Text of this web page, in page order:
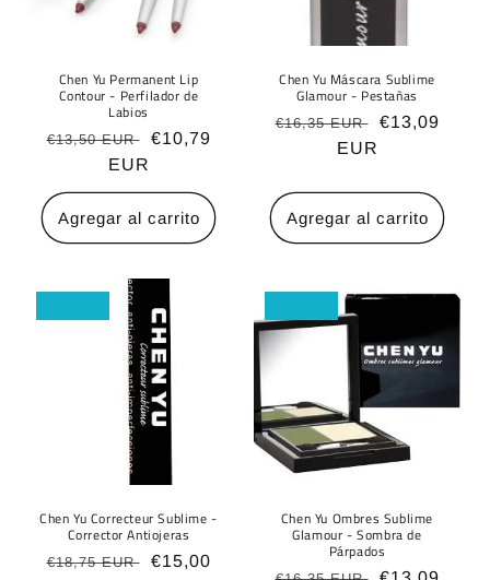
Chen Yu Permanent Lip
Contour - Perfilador de
Labios
Precio
habitual
€13,50 EUR
Precio
oferta
€10,79
EUR
Agregar al carrito
Chen Yu Máscara Sublime
Glamour - Pestañas
Precio
habitual
€16,35 EUR
Precio
€13,09
EUR
Agregar al carrito
Chen Yu Correcteur Sublime -
Corrector Antiojeras
Precio
€18,75 EUR
Precio
€15,00
Chen Yu Ombres Sublime
Glamour - Sombra de
Párpados